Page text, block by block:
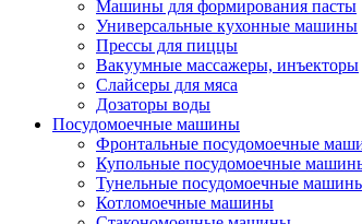
Машины для формирования пасты
Универсальные кухонные машины
Прессы для пиццы
Вакуумные массажеры, инъекторы
Слайсеры для мяса
Дозаторы воды
Посудомоечные машины
Фронтальные посудомоечные
Купольные посудомоечные
Тунельные посудомоечные
Котломоечные машины